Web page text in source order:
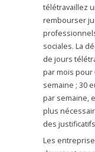
télétravaillez
rembourser
sociales. La
de jours
par mois
semaine ; 30
par semaine,
plus
des
Les